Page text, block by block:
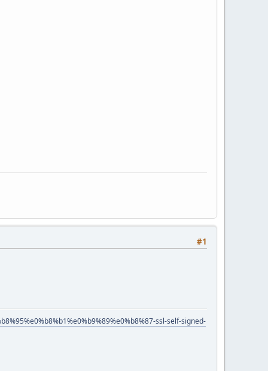
#1
ssl-self-signed-